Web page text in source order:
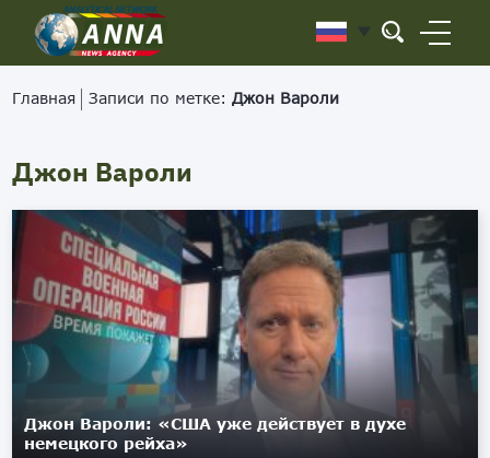
Главная Записи по метке:Джон Вароли
Джон Вароли
Джон Вароли: «США уже действует в духе
немецкого рейха»